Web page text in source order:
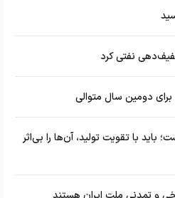
نفتی کرد
باید با تقویت تولید، آن‌ها را بی‌اثر